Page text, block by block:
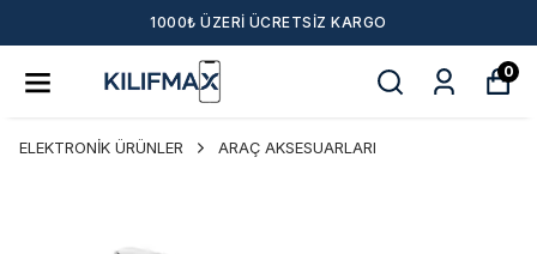
BAHAR AYINA ÖZEL
0
ELEKTRONİK ÜRÜNLER ARAÇ AKSESUARLARI